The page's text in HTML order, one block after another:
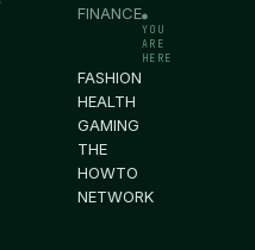
FINANCE●
YOU
ARE
HERE
FASHION
HEALTH
GAMING
THE
HOWTO
NETWORK